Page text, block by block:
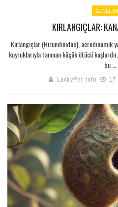
GENEL
KIRLANGIÇLAR:
Kırlangıçlar (Hirundinidae), aerodinamik
kuyruklarıyla tanınan küçük ötücü
bu ...
LuckyPet info 17